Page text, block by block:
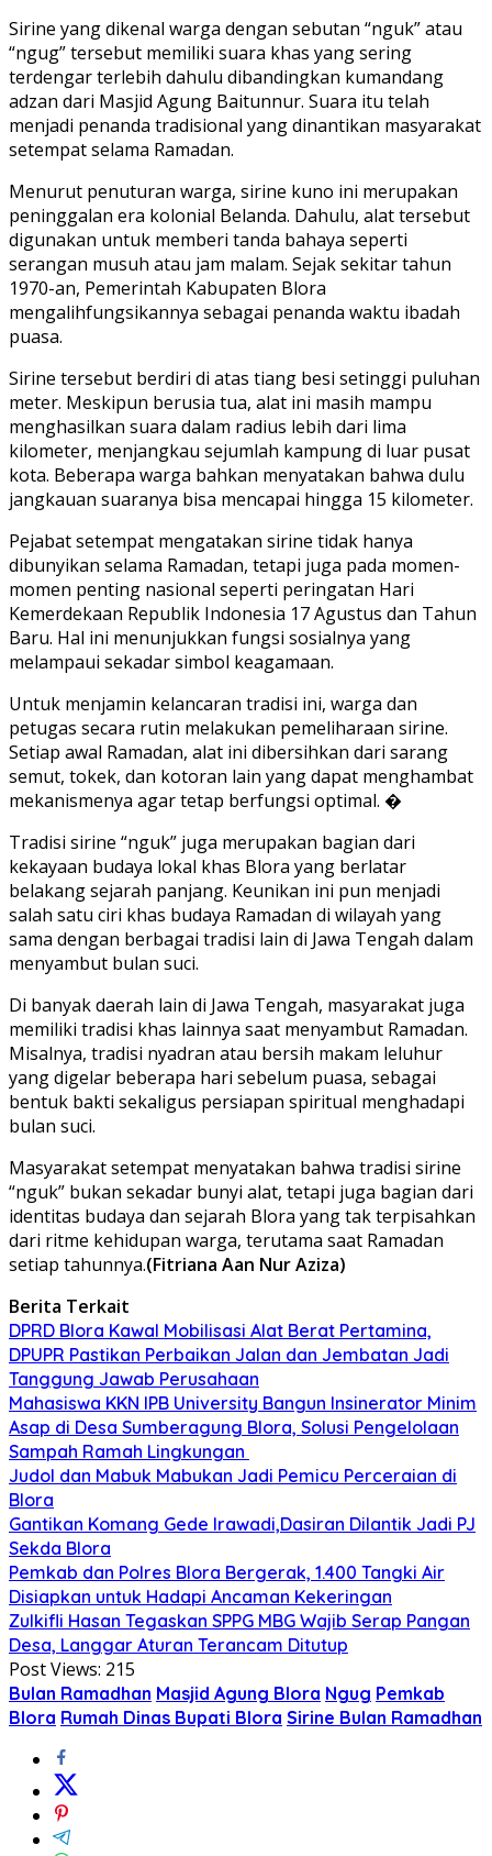
‎Sirine yang dikenal warga dengan sebutan “nguk” atau
“ngug” tersebut memiliki suara khas yang sering
terdengar terlebih dahulu dibandingkan kumandang
adzan dari Masjid Agung Baitunnur. Suara itu telah
menjadi penanda tradisional yang dinantikan masyarakat
setempat selama Ramadan.
‎Menurut penuturan warga, sirine kuno ini merupakan
peninggalan era kolonial Belanda. Dahulu, alat tersebut
digunakan untuk memberi tanda bahaya seperti
serangan musuh atau jam malam. Sejak sekitar tahun
1970-an, Pemerintah Kabupaten Blora
mengalihfungsikannya sebagai penanda waktu ibadah
puasa.
‎Sirine tersebut berdiri di atas tiang besi setinggi puluhan
meter. Meskipun berusia tua, alat ini masih mampu
menghasilkan suara dalam radius lebih dari lima
kilometer, menjangkau sejumlah kampung di luar pusat
kota. Beberapa warga bahkan menyatakan bahwa dulu
jangkauan suaranya bisa mencapai hingga 15 kilometer.
‎Pejabat setempat mengatakan sirine tidak hanya
dibunyikan selama Ramadan, tetapi juga pada momen-
momen penting nasional seperti peringatan Hari
Kemerdekaan Republik Indonesia 17 Agustus dan Tahun
Baru. Hal ini menunjukkan fungsi sosialnya yang
melampaui sekadar simbol keagamaan.
‎Untuk menjamin kelancaran tradisi ini, warga dan
petugas secara rutin melakukan pemeliharaan sirine.
Setiap awal Ramadan, alat ini dibersihkan dari sarang
semut, tokek, dan kotoran lain yang dapat menghambat
mekanismenya agar tetap berfungsi optimal. �
Tradisi sirine “nguk” juga merupakan bagian dari
kekayaan budaya lokal khas Blora yang berlatar
belakang sejarah panjang. Keunikan ini pun menjadi
salah satu ciri khas budaya Ramadan di wilayah yang
sama dengan berbagai tradisi lain di Jawa Tengah dalam
menyambut bulan suci.
‎Di banyak daerah lain di Jawa Tengah, masyarakat juga
memiliki tradisi khas lainnya saat menyambut Ramadan.
Misalnya, tradisi nyadran atau bersih makam leluhur
yang digelar beberapa hari sebelum puasa, sebagai
bentuk bakti sekaligus persiapan spiritual menghadapi
bulan suci.
‎Masyarakat setempat menyatakan bahwa tradisi sirine
“nguk” bukan sekadar bunyi alat, tetapi juga bagian dari
identitas budaya dan sejarah Blora yang tak terpisahkan
dari ritme kehidupan warga, terutama saat Ramadan
setiap tahunnya.(Fitriana Aan Nur Aziza)
Berita Terkait
DPRD Blora Kawal Mobilisasi Alat Berat Pertamina,
DPUPR Pastikan Perbaikan Jalan dan Jembatan Jadi
Tanggung Jawab Perusahaan
Mahasiswa KKN IPB University Bangun Insinerator Minim
Asap di Desa Sumberagung Blora, Solusi Pengelolaan
Sampah Ramah Lingkungan ‎
Judol dan Mabuk Mabukan Jadi Pemicu Perceraian di
Blora
Gantikan Komang Gede Irawadi,Dasiran Dilantik Jadi PJ
Sekda Blora
Pemkab dan Polres Blora Bergerak, 1.400 Tangki Air
Disiapkan untuk Hadapi Ancaman Kekeringan
Zulkifli Hasan Tegaskan SPPG MBG Wajib Serap Pangan
Desa, Langgar Aturan Terancam Ditutup
Post Views: 215
Bulan Ramadhan Masjid Agung Blora Ngug Pemkab
Blora Rumah Dinas Bupati Blora Sirine Bulan Ramadhan